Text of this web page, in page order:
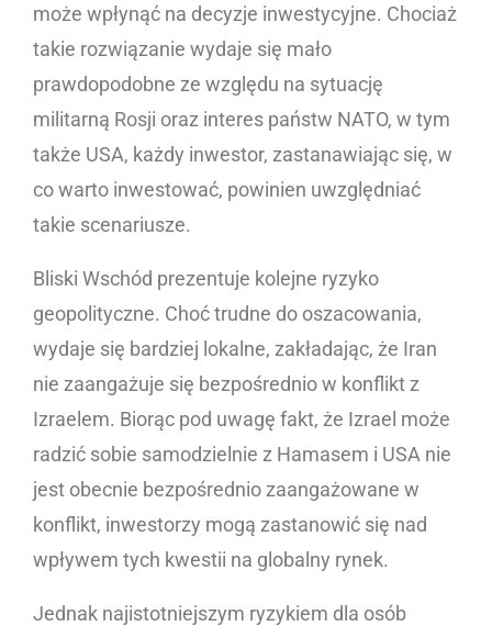
może wpłynąć na decyzje inwestycyjne. Chociaż
takie rozwiązanie wydaje się mało
prawdopodobne ze względu na sytuację
militarną Rosji oraz interes państw NATO, w tym
także USA, każdy inwestor, zastanawiając się, w
co warto inwestować, powinien uwzględniać
takie scenariusze.
Bliski Wschód prezentuje kolejne ryzyko
geopolityczne. Choć trudne do oszacowania,
wydaje się bardziej lokalne, zakładając, że Iran
nie zaangażuje się bezpośrednio w konflikt z
Izraelem. Biorąc pod uwagę fakt, że Izrael może
radzić sobie samodzielnie z Hamasem i USA nie
jest obecnie bezpośrednio zaangażowane w
konflikt, inwestorzy mogą zastanowić się nad
wpływem tych kwestii na globalny rynek.
Jednak najistotniejszym ryzykiem dla osób